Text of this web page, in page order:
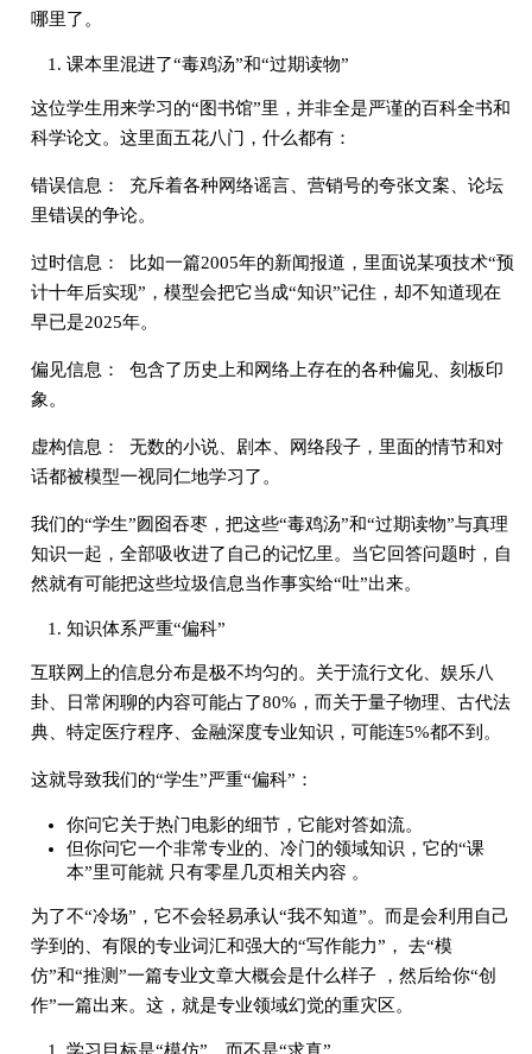
哪里了。
课本里混进了“毒鸡汤”和“过期读物”
这位学生用来学习的“图书馆”里，并非全是严谨的百科全书和
科学论文。这里面五花八门，什么都有：
错误信息： 充斥着各种网络谣言、营销号的夸张文案、论坛
里错误的争论。
过时信息： 比如一篇2005年的新闻报道，里面说某项技术“预
计十年后实现”，模型会把它当成“知识”记住，却不知道现在
早已是2025年。
偏见信息： 包含了历史上和网络上存在的各种偏见、刻板印
象。
虚构信息： 无数的小说、剧本、网络段子，里面的情节和对
话都被模型一视同仁地学习了。
我们的“学生”囫囵吞枣，把这些“毒鸡汤”和“过期读物”与真理
知识一起，全部吸收进了自己的记忆里。当它回答问题时，自
然就有可能把这些垃圾信息当作事实给“吐”出来。
知识体系严重“偏科”
互联网上的信息分布是极不均匀的。关于流行文化、娱乐八
卦、日常闲聊的内容可能占了80%，而关于量子物理、古代法
典、特定医疗程序、金融深度专业知识，可能连5%都不到。
这就导致我们的“学生”严重“偏科”：
你问它关于热门电影的细节，它能对答如流。
但你问它一个非常专业的、冷门的领域知识，它的“课
本”里可能就 只有零星几页相关内容 。
为了不“冷场”，它不会轻易承认“我不知道”。而是会利用自己
学到的、有限的专业词汇和强大的“写作能力”， 去“模
仿”和“推测”一篇专业文章大概会是什么样子 ，然后给你“创
作”一篇出来。这，就是专业领域幻觉的重灾区。